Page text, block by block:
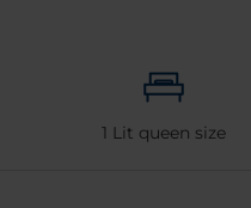
1 Lit queen size